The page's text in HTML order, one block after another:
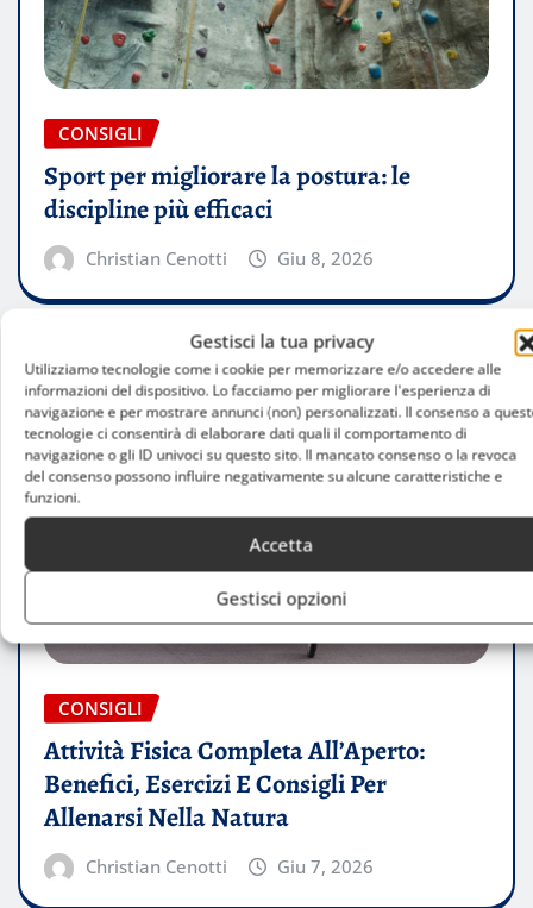
Gestisci la tua privacy
Utilizziamo tecnologie come i cookie per memorizzare e/o accedere alle
informazioni del dispositivo. Lo facciamo per migliorare l'esperienza di
navigazione e per mostrare annunci (non) personalizzati. Il consenso a
tecnologie ci consentirà di elaborare dati quali il comportamento di
navigazione o gli ID univoci su questo sito. Il mancato consenso o la revoca
del consenso possono influire negativamente su alcune caratteristiche e
funzioni.
Accetta
Gestisci opzioni
CONSIGLI
Sport per migliorare la postura: le
discipline più efficaci
Christian Cenotti Giu 8, 2026
CONSIGLI
Attività Fisica Completa All’Aperto:
Benefici, Esercizi E Consigli Per
Allenarsi Nella Natura
Christian Cenotti Giu 7, 2026